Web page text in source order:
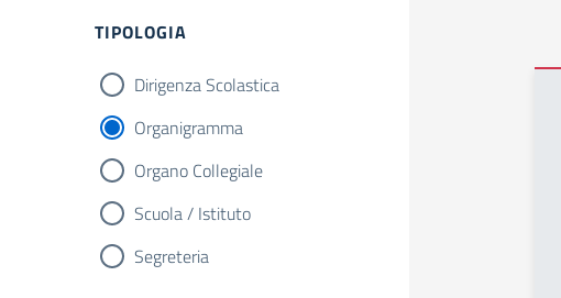
TIPOLOGIA
Dirigenza Scolastica
Organigramma
Organo Collegiale
Scuola / Istituto
Segreteria